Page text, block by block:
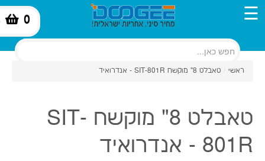
0 ☰
ראשי / טאבלט 8" מוקשח SIT-801R - אנדרואיד
טאבלט 8" מוקשח SIT-
801R - אנדרואיד